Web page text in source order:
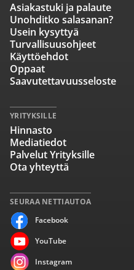
SEURAA NETTIAUTOA
Facebook
YouTube
Instagram
Asiakastuki ja palaute
Unohditko salasanan?
Usein kysyttyä
Turvallisuusohjeet
Käyttöehdot
Oppaat
Saavutettavuusseloste
YRITYKSILLE
Hinnasto
Mediatiedot
Palvelut Yrityksille
Ota yhteyttä